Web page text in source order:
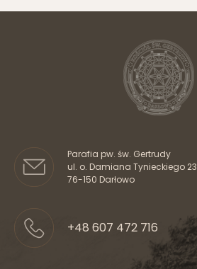
Parafia pw. św. Gertrudy
ul. o. Damiana Tynieckiego 23
76-150 Darłowo
+48 607 472 716